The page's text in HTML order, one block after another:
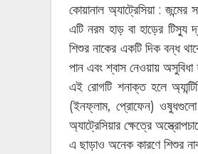
কোয়ানাল অ্যাট্রেসিয়া :
এটি নরম হাড় বা হাড়ের টিস্যু
শিশুর নাকের একটি দিক বন্ধ
পান এবং শ্বাস নেওয়ায়
এই রোগটি শনাক্ত হলে
(ইনফ্লাম, প্রোফেন) ওষুধগুলো
অ্যাট্রেসিয়ার ক্ষেত্রে
এ ছাড়াও অনেক কারণে শিশুর